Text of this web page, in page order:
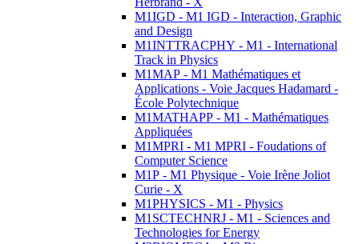
M1IGD - M1 IGD - Interaction, Graphic
and Design
M1INTTRACPHY - M1 - International
Track in Physics
M1MAP - M1 Mathématiques et
Applications - Voie Jacques Hadamard -
École Polytechnique
M1MATHAPP - M1 - Mathématiques
Appliquées
M1MPRI - M1 MPRI - Foudations of
Computer Science
M1P - M1 Physique - Voie Irène Joliot
Curie - X
M1PHYSICS - M1 - Physics
M1SCTECHNRJ - M1 - Sciences and
Technologies for Energy